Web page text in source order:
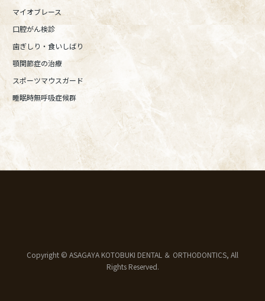
マイオブレース
口腔がん検診
歯ぎしり・食いしばり
顎関節症の治療
スポーツマウスガード
睡眠時無呼吸症候群
Copyright © ASAGAYA KOTOBUKI DENTAL ＆ ORTHODONTICS, All
Rights Reserved.